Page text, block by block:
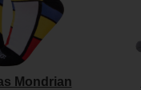
Mondrian